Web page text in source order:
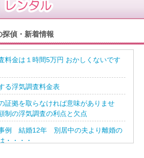
偵・新着情報
料金は１時間5万円 おかしくないです
る浮気調査料金表
証拠を取らなければ意味がありませ
制の浮気調査の利点と欠点
例 結婚12年 別居中の夫より離婚の
・・・・